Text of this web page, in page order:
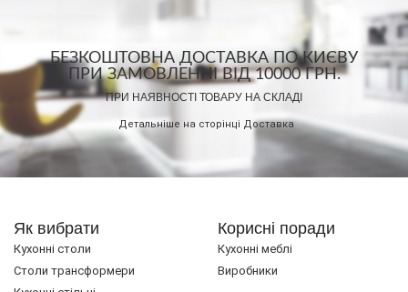
БЕЗКОШТОВНА ДОСТАВКА ПО КИЄВУ
ПРИ ЗАМОВЛЕННІ ВІД 10000 ГРН.
ПРИ НАЯВНОСТІ ТОВАРУ НА СКЛАДІ
Детальніше на сторінці Доставка
Як вибрати
Кухонні столи
Cтоли трансформери
Корисні поради
Кухонні меблі
Виробники